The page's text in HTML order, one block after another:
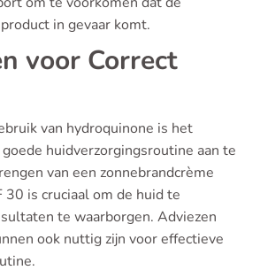
in gevaar komt.
voor Correct
van hydroquinone is het
huidverzorgingsroutine aan te
van een zonnebrandcrème
30 is cruciaal om de huid te
te waarborgen. Adviezen
ook nuttig zijn voor effectieve